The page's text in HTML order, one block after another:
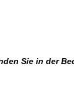
Sie in der